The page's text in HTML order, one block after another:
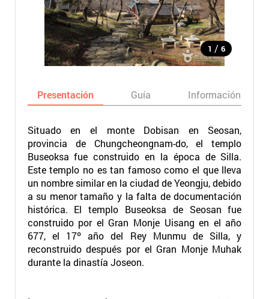
1 / 6
Presentación Guía Información
Situado en el monte Dobisan en Seosan,
provincia de Chungcheongnam-do, el templo
Buseoksa fue construido en la época de Silla.
Este templo no es tan famoso como el que lleva
un nombre similar en la ciudad de Yeongju, debido
a su menor tamaño y la falta de documentación
histórica. El templo Buseoksa de Seosan fue
construido por el Gran Monje Uisang en el año
677, el 17º año del Rey Munmu de Silla, y
reconstruido después por el Gran Monje Muhak
durante la dinastía Joseon.